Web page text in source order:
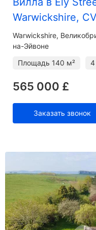
Warwickshire,
Warwickshire
на-Эйвоне
Площадь 140 м² 4
565 000 £
Заказать звонок